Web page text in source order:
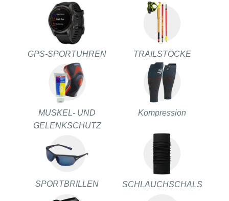
GPS-SPORTUHREN TRAILSTÖCKE
MUSKEL- UND
GELENKSCHUTZ
Kompression
SPORTBRILLEN SCHLAUCHSCHALS